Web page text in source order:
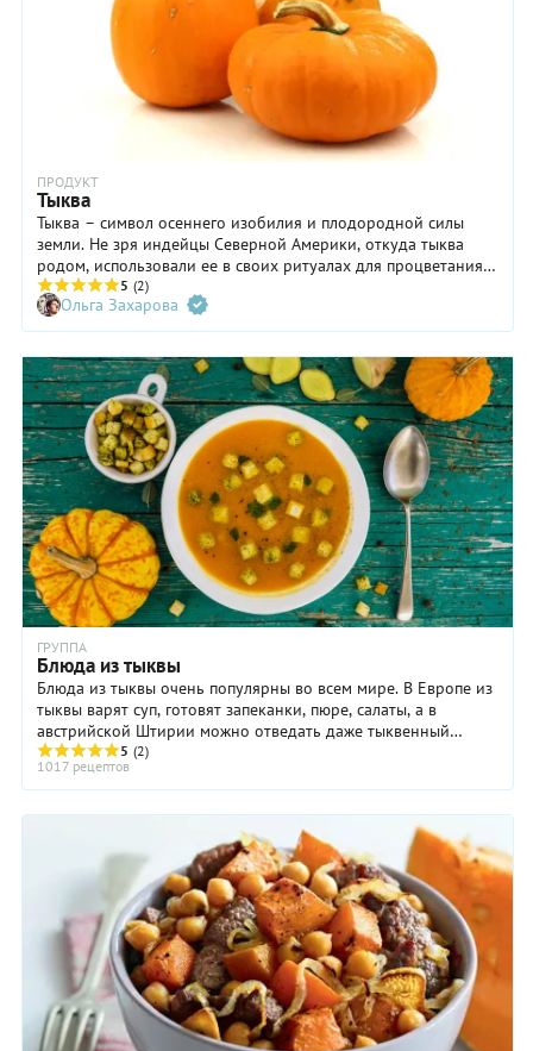
ПРОДУКТ
Тыква
Тыква – символ осеннего изобилия и плодородной силы
земли. Не зря индейцы Северной Америки, откуда тыква
родом, использовали ее в своих ритуалах для процветания и
изобилия. В китайской системе Фэн-шуй с помощью тыквы
привлекают в дом достаток и благополучие. Так что тыква —
это больше чем суп, пирог или каша.
5 (2)
Ольга Захарова
ГРУППА
Блюда из тыквы
Блюда из тыквы очень популярны во всем мире. В Европе из
тыквы варят суп, готовят запеканки, пюре, салаты, а в
австрийской Штирии можно отведать даже тыквенный
шнапс и тыквенный кофе. В Армении тыкву ...
5 (2)
1017 рецептов